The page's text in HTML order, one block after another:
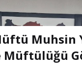
Muhsin
Müftülüğü